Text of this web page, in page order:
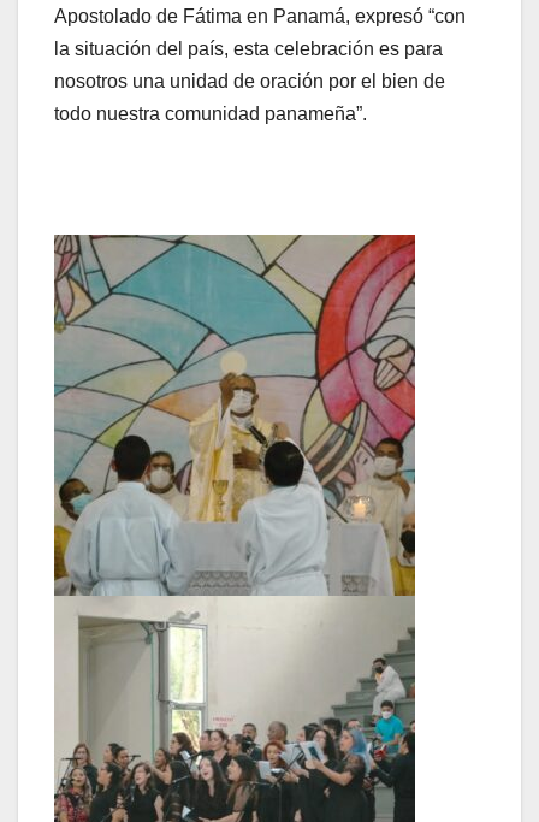
Apostolado de Fátima en Panamá, expresó “con
la situación del país, esta celebración es para
nosotros una unidad de oración por el bien de
todo nuestra comunidad panameña”.